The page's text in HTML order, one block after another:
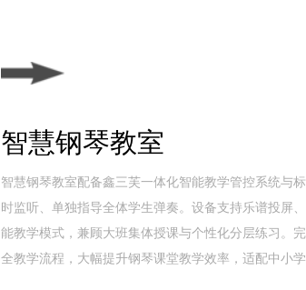
智慧钢琴教室
智慧钢琴教室配备鑫三芙一体化智能教学管控系统与
时监听、单独指导全体学生弹奏。设备支持乐谱投屏
能教学模式，兼顾大班集体授课与个性化分层练习。
全教学流程，大幅提升钢琴课堂教学效率，适配中小学